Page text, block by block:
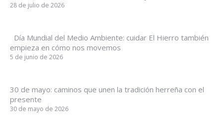
28 de julio de 2026
Día Mundial del Medio Ambiente: cuidar El Hierro también
empieza en cómo nos movemos
5 de junio de 2026
30 de mayo: caminos que unen la tradición herreña con el
presente
30 de mayo de 2026